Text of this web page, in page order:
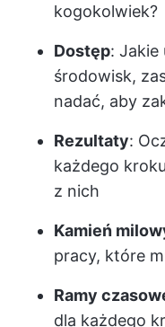
kogokolwiek?
Dostęp: Jakie
środowisk,
nadać, aby
Rezultaty:
każdego
z nich
Kamień
pracy, które
Ramy
dla każdego